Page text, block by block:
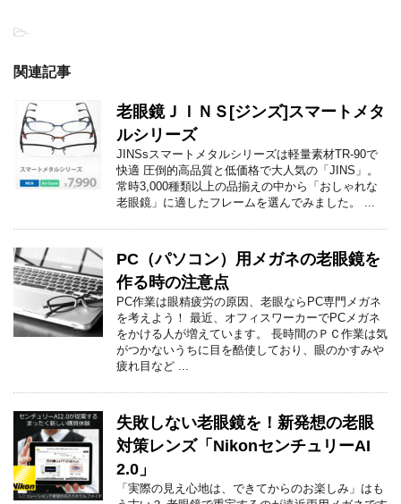
-
関連記事
老眼鏡ＪＩＮＳ[ジンズ]スマートメタ
ルシリーズ
JINSsスマートメタルシリーズは軽量素材TR-90で
快適 圧倒的高品質と低価格で大人気の「JINS」。
常時3,000種類以上の品揃えの中から「おしゃれな
老眼鏡」に適したフレームを選んでみました。 ...
PC（パソコン）用メガネの老眼鏡を
作る時の注意点
PC作業は眼精疲労の原因、老眼ならPC専門メガネ
を考えよう！ 最近、オフィスワーカーでPCメガネ
をかける人が増えています。 長時間のＰＣ作業は気
がつかないうちに目を酷使しており、眼のかすみや
疲れ目など ...
失敗しない老眼鏡を！新発想の老眼
対策レンズ「NikonセンチュリーAI
2.0」
「実際の見え心地は、できてからのお楽しみ」はも